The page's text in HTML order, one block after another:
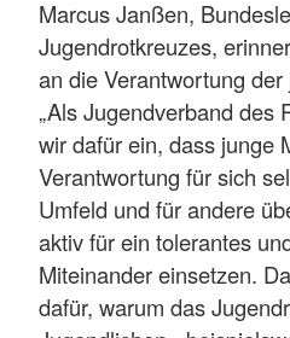
Marcus Janßen,
Jugendrotkreuzes,
an die Verantwortung
„Als Jugendverband des
wir dafür ein, dass junge
Verantwortung für sich
Umfeld und für andere
aktiv für ein tolerantes
Miteinander einsetzen.
dafür, warum das